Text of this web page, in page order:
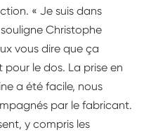
« Je suis dans
Christophe
vous dire que ça
le dos. La prise en
a été facile, nous
par le fabricant.
y compris les